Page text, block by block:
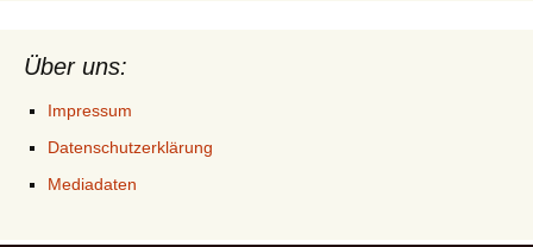
Über uns:
Impressum
Datenschutzerklärung
Mediadaten